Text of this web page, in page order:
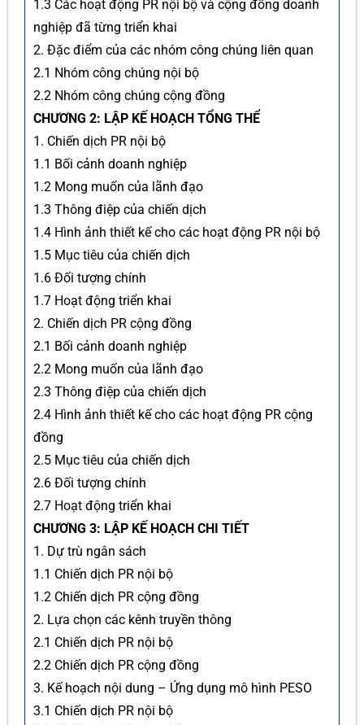
1.3 Các hoạt động PR nội bộ và cộng đồng doanh
nghiệp đã từng triển khai
2. Đặc điểm của các nhóm công chúng liên quan
2.1 Nhóm công chúng nội bộ
2.2 Nhóm công chúng cộng đồng
CHƯƠNG 2: LẬP KẾ HOẠCH TỔNG THỂ
1. Chiến dịch PR nội bộ
1.1 Bối cảnh doanh nghiệp
1.2 Mong muốn của lãnh đạo
1.3 Thông điệp của chiến dịch
1.4 Hình ảnh thiết kế cho các hoạt động PR nội bộ
1.5 Mục tiêu của chiến dịch
1.6 Đối tượng chính
1.7 Hoạt động triển khai
2. Chiến dịch PR cộng đồng
2.1 Bối cảnh doanh nghiệp
2.2 Mong muốn của lãnh đạo
2.3 Thông điệp của chiến dịch
2.4 Hình ảnh thiết kế cho các hoạt động PR cộng
đồng
2.5 Mục tiêu của chiến dịch
2.6 Đối tượng chính
2.7 Hoạt động triển khai
CHƯƠNG 3: LẬP KẾ HOẠCH CHI TIẾT
1. Dự trù ngân sách
1.1 Chiến dịch PR nội bộ
1.2 Chiến dịch PR cộng đồng
2. Lựa chọn các kênh truyền thông
2.1 Chiến dịch PR nội bộ
2.2 Chiến dịch PR cộng đồng
3. Kế hoạch nội dung – Ứng dụng mô hình PESO
3.1 Chiến dịch PR nội bộ